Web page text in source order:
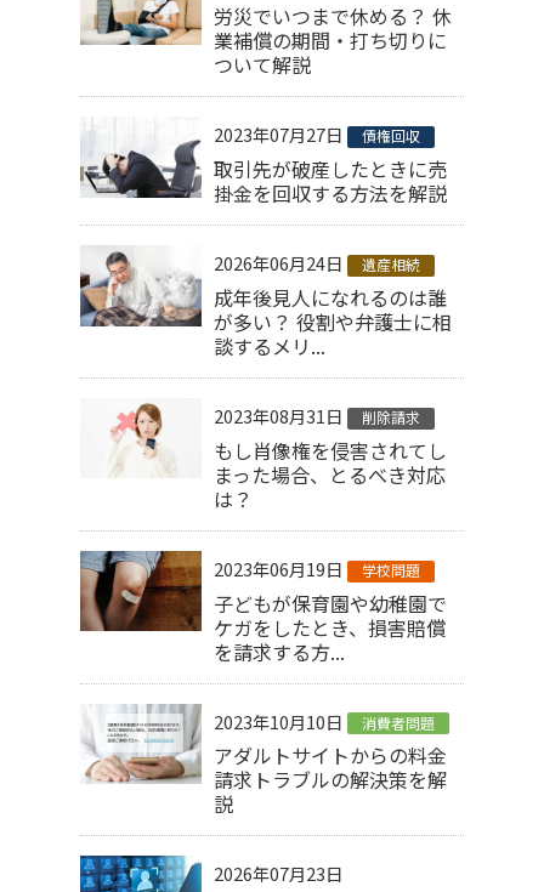
労災でいつまで休める？ 休
業補償の期間・打ち切りに
ついて解説
2023年07月27日 債権回収
取引先が破産したときに売
掛金を回収する方法を解説
2026年06月24日 遺産相続
成年後見人になれるのは誰
が多い？ 役割や弁護士に相
談するメリ...
2023年08月31日 削除請求
もし肖像権を侵害されてし
まった場合、とるべき対応
は？
2023年06月19日 学校問題
子どもが保育園や幼稚園で
ケガをしたとき、損害賠償
を請求する方...
2023年10月10日 消費者問題
アダルトサイトからの料金
請求トラブルの解決策を解
説
2026年07月23日